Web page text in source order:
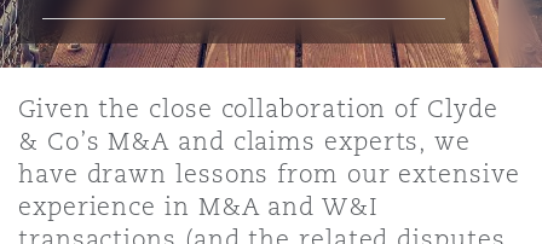
Fleet Procurement
Insurance Coverage
知识产权
技术、外包与数据
Energy
Financial Institutions,
Officers
管法规与调查 Professional Services
Safety, Security, Health &
尔本
德里 – 联营办公室
萨斯城
斯维加斯
塞尔多夫
丁堡
Given the close collaboration of Clyde
& Co’s M&A and claims experts, we
have drawn lessons from our extensive
experience in M&A and W&I